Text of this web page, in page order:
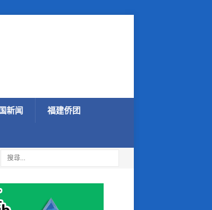
新闻 福建侨团